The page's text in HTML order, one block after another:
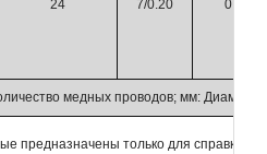
24 7/0.20 0.23
медных проводов; мм: Диаметр
предназначены только для справки.